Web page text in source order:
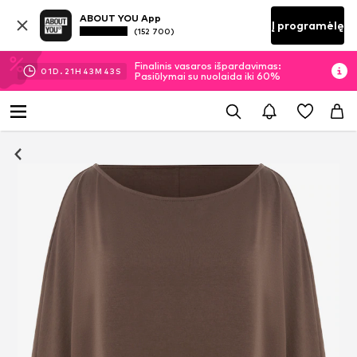
ABOUT YOU App
(152 700) Į programėlę
01D. 21H 43M 42 S
Finalinis vasaros išpardavimas:
Pasiūlymai su nuolaida iki 60%